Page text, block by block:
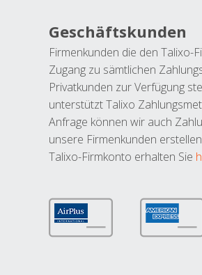
Geschäftskunden
Firmenkunden die den Talixo-
Zugang zu sämtlichen
Privatkunden zur Verfügung
unterstützt Talixo
Anfrage können wir auch
unsere Firmenkunden
Talixo-Firmkonto erhalten Sie